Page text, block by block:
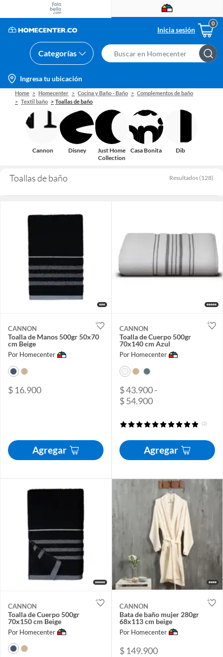
Inicia sesión
Categorías
Search
Bar
location-
icon
Ingresa tu ubicación
Home Homecenter Cocina y Baño - Baño
Complementos de baño
Textil baño
Toallas de baño
Cannon Disney
Just Home
Collection
Casa Bonita Dib
Toallas de baño Resultados (128)
CANNON
Toalla de Manos 500gr 50x70
cm Beige
Por Homecenter
$ 16.900
Agregar
CANNON
Toalla de Cuerpo 500gr
70x140 cm Azul
Por Homecenter
$ 43.900 -
$ 54.900
(2)
Agregar
CANNON
Toalla de Cuerpo 500gr
70x150 cm Beige
Por Homecenter
CANNON
Bata de baño mujer 280gr
68x113 cm beige
Por Homecenter
$ 149.900